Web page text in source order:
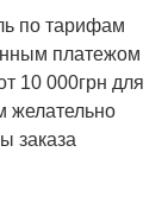
по тарифам
платежом
10 000грн для
желательно
заказа